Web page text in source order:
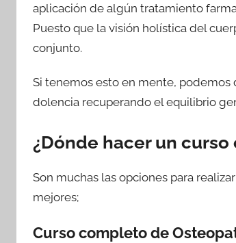
aplicación de algún tratamiento
Puesto que la visión holística del
conjunto.
Si tenemos esto en mente, podemos
dolencia recuperando el equilibrio
¿Dónde hacer un
Son muchas las opciones para
mejores;
Curso completo de